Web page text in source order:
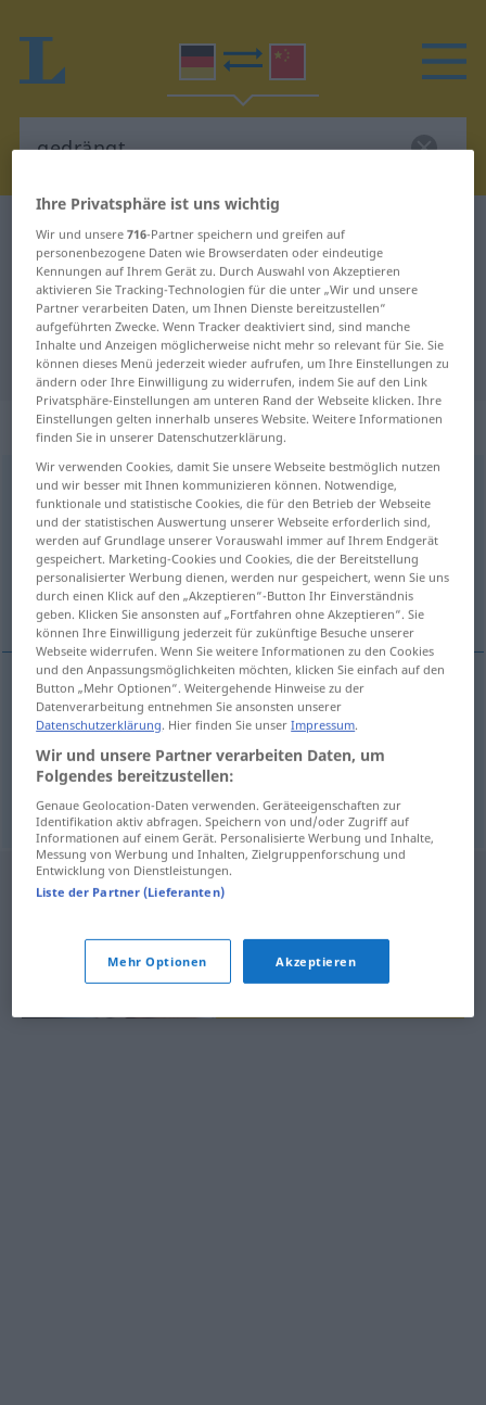
Deutsch-Chinesisch Wörterbuch gedrängt
Deutsch-Chinesisch Übersetzung
für "gedrängt"
"gedrängt" Chinesisch Übersetzung
„gedrängt“
gedrängt
Übersicht aller Übersetzungen
(Für mehr Details die Übersetzung anklicken/antippen)
密集的, 紧的
密集的 [mìjíde] gedrängtbündig
紧的 [jǐnde] gedrängtStundenplan
Ihre Privatsphäre ist uns wichtig
Wir und unsere716-Partner speichern und greifen auf
personenbezogene Daten wie Browserdaten oder eindeutige
Kennungen auf Ihrem Gerät zu. Durch Auswahl von Akzeptieren
aktivieren Sie Tracking-Technologien für die unter „Wir und unsere
Partner verarbeiten Daten, um Ihnen Dienste bereitzustellen“
aufgeführten Zwecke. Wenn Tracker deaktiviert sind, sind manche
Inhalte und Anzeigen möglicherweise nicht mehr so relevant für Sie. Sie
können dieses Menü jederzeit wieder aufrufen, um Ihre Einstellungen zu
ändern oder Ihre Einwilligung zu widerrufen, indem Sie auf den Link
Privatsphäre-Einstellungen am unteren Rand der Webseite klicken. Ihre
Einstellungen gelten innerhalb unseres Website. Weitere Informationen
finden Sie in unserer Datenschutzerklärung.
Wir verwenden Cookies, damit Sie unsere Webseite bestmöglich nutzen
und wir besser mit Ihnen kommunizieren können. Notwendige,
funktionale und statistische Cookies, die für den Betrieb der Webseite
und der statistischen Auswertung unserer Webseite erforderlich sind,
werden auf Grundlage unserer Vorauswahl immer auf Ihrem Endgerät
gespeichert. Marketing-Cookies und Cookies, die der Bereitstellung
personalisierter Werbung dienen, werden nur gespeichert, wenn Sie uns
durch einen Klick auf den „Akzeptieren“-Button Ihr Einverständnis
geben. Klicken Sie ansonsten auf „Fortfahren ohne Akzeptieren“. Sie
können Ihre Einwilligung jederzeit für zukünftige Besuche unserer
Webseite widerrufen. Wenn Sie weitere Informationen zu den Cookies
und den Anpassungsmöglichkeiten möchten, klicken Sie einfach auf den
Button „Mehr Optionen“. Weitergehende Hinweise zu der
Datenverarbeitung entnehmen Sie ansonsten unserer
Datenschutzerklärung. Hier finden Sie unserImpressum.
Wir und unsere Partner verarbeiten Daten, um
Folgendes bereitzustellen:
Genaue Geolocation-Daten verwenden. Geräteeigenschaften zur
Identifikation aktiv abfragen. Speichern von und/oder Zugriff auf
Informationen auf einem Gerät. Personalisierte Werbung und Inhalte,
Messung von Werbung und Inhalten, Zielgruppenforschung und
Entwicklung von Dienstleistungen.
Liste der Partner (Lieferanten)
Mehr Optionen Akzeptieren